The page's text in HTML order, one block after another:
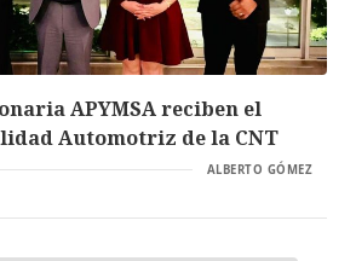
APYMSA reciben el
Automotriz de la CNT
ALBERTO GÓMEZ